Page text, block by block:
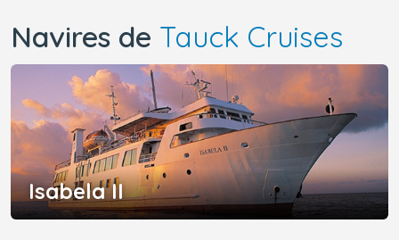
Navires de Tauck Cruises
Isabela II